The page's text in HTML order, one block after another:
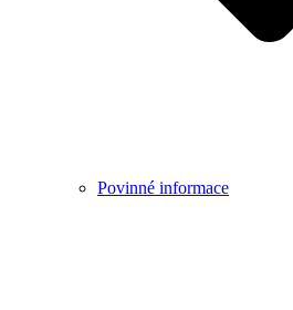
Povinné informace